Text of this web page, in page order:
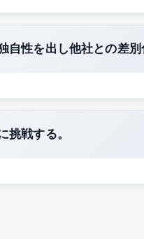
自性を出し他社との差別
挑戦する。